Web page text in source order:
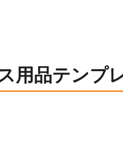
用品テンプ